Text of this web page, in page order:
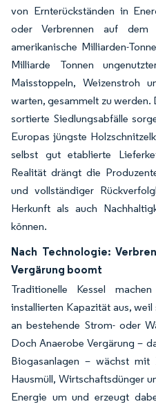
von Ernterückständen in
oder Verbrennen auf dem
amerikanische Milliarden-
Milliarde Tonnen
Maisstoppeln, Weizenstroh
warten, gesammelt zu
sortierte Siedlungsabfälle
Europas jüngste
selbst gut etablierte
Realität drängt die
und vollständiger
Herkunft als auch
können.
Nach Technologie:
Vergärung boomt
Traditionelle Kessel
installierten Kapazität aus,
an bestehende Strom- oder
Doch Anaerobe Vergärung –
Biogasanlagen – wächst
Hausmüll, Wirtschaftsdünger
Energie um und erzeugt